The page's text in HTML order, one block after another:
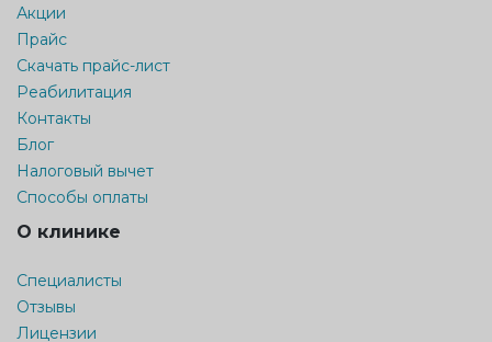
Акции
Прайс
Скачать прайс-лист
Реабилитация
Контакты
Блог
Налоговый вычет
Способы оплаты
О клинике
Специалисты
Отзывы
Лицензии